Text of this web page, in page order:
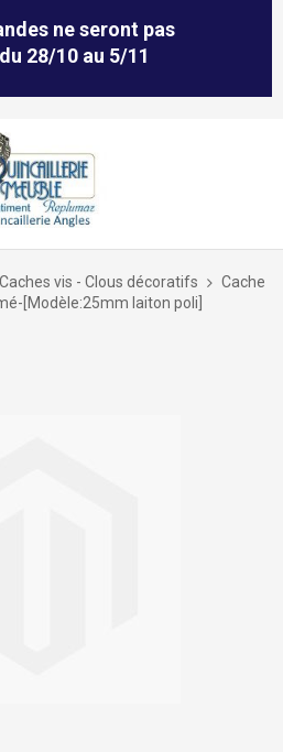
ne seront pas
28/10 au 5/11
Caches vis - Clous décoratifs
Cache
[Modèle:25mm laiton poli]